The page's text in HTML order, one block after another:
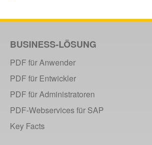
webPDF @ DMS Expo 2011
webPDF 3.0 steht bereit!
2010
webPDF als 64bit-Edition
BUSINESS-LÖSUNG
PDF für Anwender
PDF für Entwickler
PDF für Administratoren
PDF-Webservices für SAP
Key Facts